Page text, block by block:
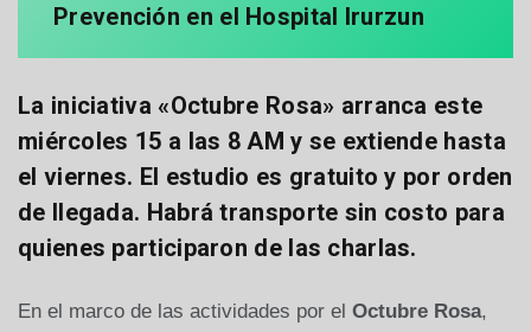
Prevención en el Hospital Irurzun
La iniciativa «Octubre Rosa» arranca este
miércoles 15 a las 8 AM y se extiende hasta
el viernes. El estudio es gratuito y por orden
de llegada. Habrá transporte sin costo para
quienes participaron de las charlas.
En el marco de las actividades por el Octubre Rosa,